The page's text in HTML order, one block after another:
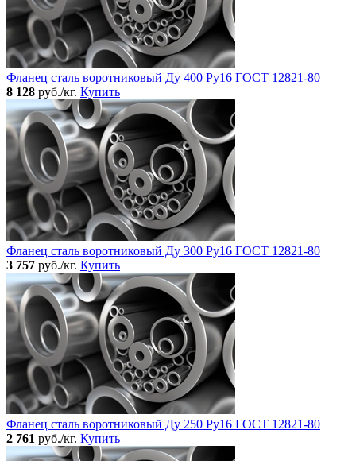
Фланец сталь воротниковый Ду 400 Ру16 ГОСТ 12821-80
8 128 руб./кг. Купить
Фланец сталь воротниковый Ду 300 Ру16 ГОСТ 12821-80
3 757 руб./кг. Купить
Фланец сталь воротниковый Ду 250 Ру16 ГОСТ 12821-80
2 761 руб./кг. Купить